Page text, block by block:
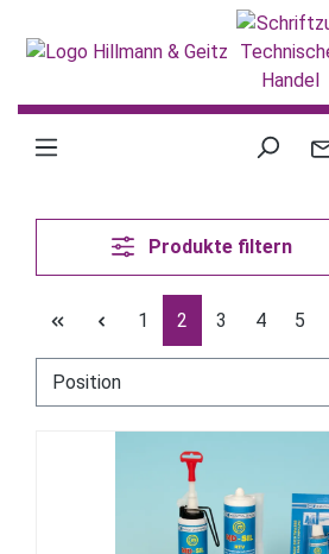
Produkte filtern
Seite
1 Seite
2 Seite
3 Seite
4 Seite
5